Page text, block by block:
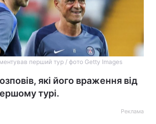
перший тур / фото Getty Images
які його враження від
турі.
Реклама